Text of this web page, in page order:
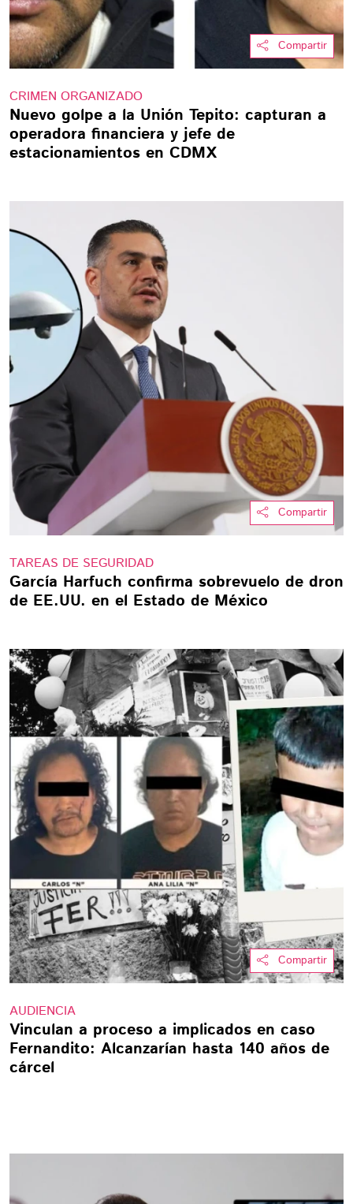
Compartir
CRIMEN ORGANIZADO
Nuevo golpe a la Unión Tepito: capturan a
operadora financiera y jefe de
estacionamientos en CDMX
Compartir
TAREAS DE SEGURIDAD
García Harfuch confirma sobrevuelo de dron
de EE.UU. en el Estado de México
Compartir
AUDIENCIA
Vinculan a proceso a implicados en caso
Fernandito: Alcanzarían hasta 140 años de
cárcel